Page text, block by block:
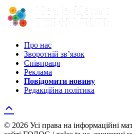
Про нас
Зворотній зв’язок
Співпраця
Реклама
Повідомити новину
Редакційна політика
© 2026 Усі права на інформаційні